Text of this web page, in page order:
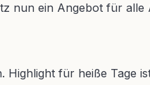
nun ein Angebot für
für heiße Tage